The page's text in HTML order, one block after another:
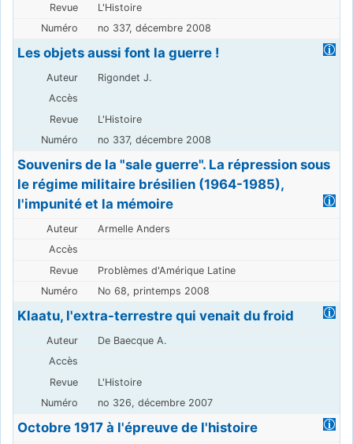
L'Histoire
no 337, décembre 2008
Les objets aussi font la guerre !
Rigondet J.
L'Histoire
no 337, décembre 2008
Souvenirs de la "sale guerre". La répression sous
le régime militaire brésilien (1964-1985),
l'impunité et la mémoire
Armelle Anders
Problèmes d'Amérique Latine
No 68, printemps 2008
Klaatu, l'extra-terrestre qui venait du froid
De Baecque A.
L'Histoire
no 326, décembre 2007
Octobre 1917 à l'épreuve de l'histoire